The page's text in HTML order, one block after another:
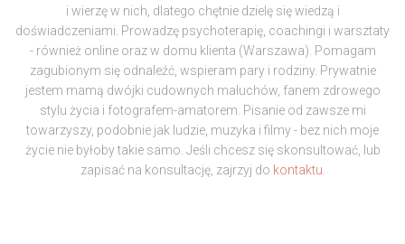
i wierzę w nich, dlatego chętnie dzielę się wiedzą i
doświadczeniami. Prowadzę psychoterapię, coachingi i warsztaty
- również online oraz w domu klienta (Warszawa). Pomagam
zagubionym się odnaleźć, wspieram pary i rodziny. Prywatnie
jestem mamą dwójki cudownych maluchów, fanem zdrowego
stylu życia i fotografem-amatorem. Pisanie od zawsze mi
towarzyszy, podobnie jak ludzie, muzyka i filmy - bez nich moje
życie nie byłoby takie samo. Jeśli chcesz się skonsultować, lub
zapisać na konsultację, zajrzyj do kontaktu.